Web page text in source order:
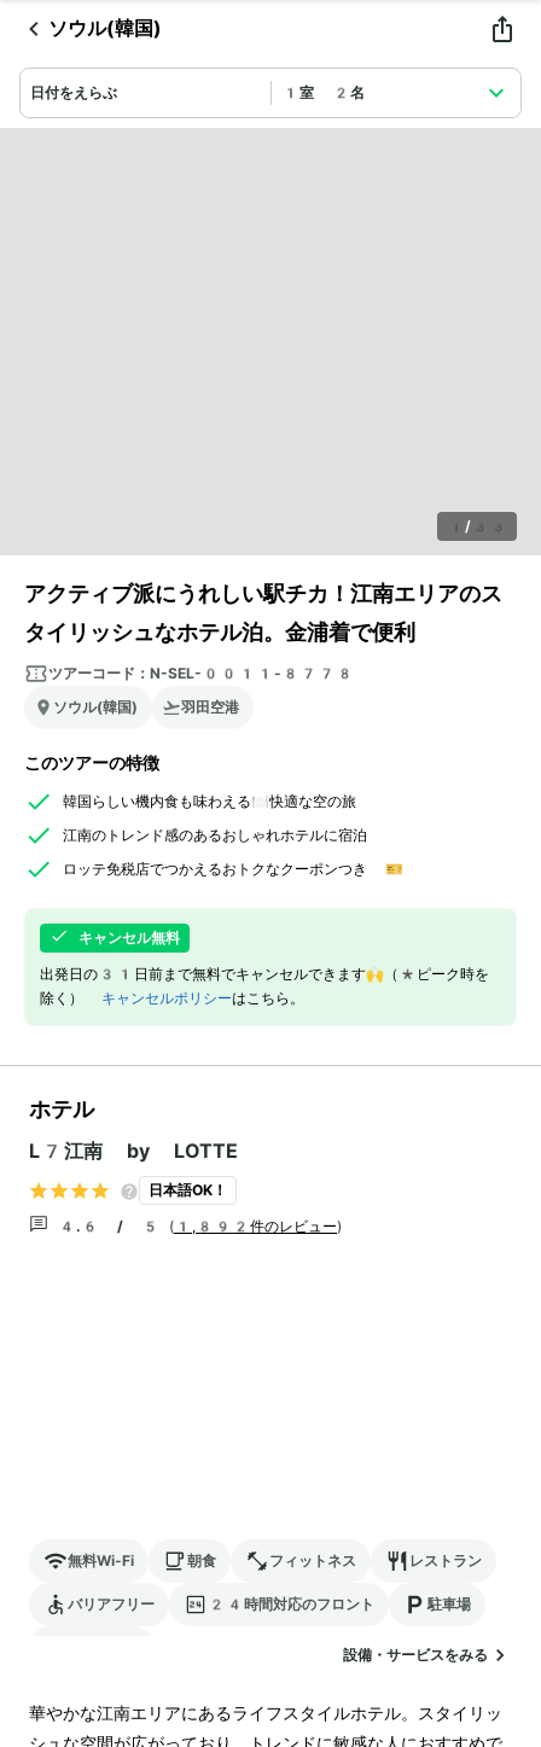
ソウル(韓国)
日付をえらぶ 1室 2名
1 / 33
アクティブ派にうれしい駅チカ！江南エリアのス
タイリッシュなホテル泊。金浦着で便利
ツアーコード： N-SEL-0011-8778
ソウル(韓国)
羽田空港
このツアーの特徴
韓国らしい機内食も味わえる🍽️快適な空の旅
江南のトレンド感のあるおしゃれホテルに宿泊
ロッテ免税店でつかえるおトクなクーポンつき 🎫
キャンセル無料
出発日の31日前まで無料でキャンセルできます🙌（*ピーク時を
除く） キャンセルポリシーはこちら。
ホテル
L7江南 by LOTTE
日本語OK！
4.6 / 5 ( 1,892件のレビュー)
無料Wi-Fi 朝食 フィットネス レストラン
バリアフリー 24時間対応のフロント 駐車場
設備・サービスをみる
華やかな江南エリアにあるライフスタイルホテル。スタイリッ
シュな空間が広がっており、トレンドに敏感な人におすすめで